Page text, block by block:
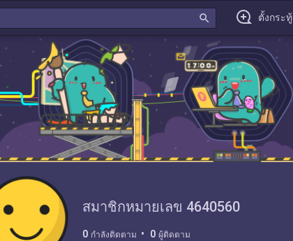
search ตั้งกระทู้
สมาชิกหมายเลข 4640560
0 กำลังติดตาม 0 ผู้ติดตาม